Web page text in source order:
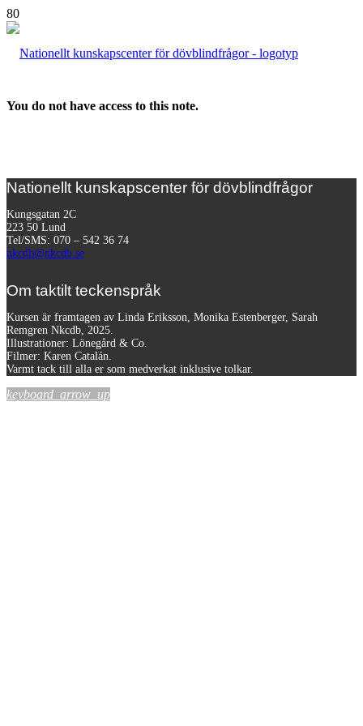
You do not have access to this note.
Nationellt kunskapscenter för dövblindfrågor
Kungsgatan 2C
223 50 Lund
Tel/SMS: 070 – 542 36 74
nkcdb@nkcdb.se
Om taktilt teckenspråk
Kursen är framtagen av Linda Eriksson, Monika Estenberger, Sarah
Remgren Nkcdb, 2025.
Illustrationer: Lönegård & Co.
Filmer: Karen Catalán.
Varmt tack till alla er som medverkat inklusive tolkar.
keyboard_arrow_up